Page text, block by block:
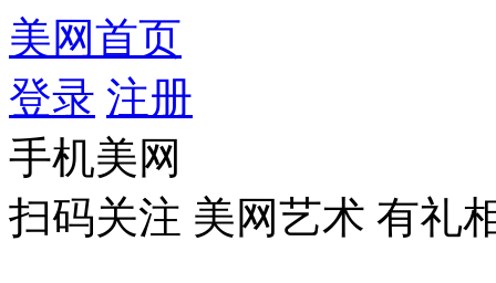
美网首页
登录 注册
手机美网
扫码关注 美网艺术 有礼